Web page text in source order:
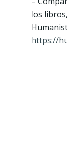
los
https://